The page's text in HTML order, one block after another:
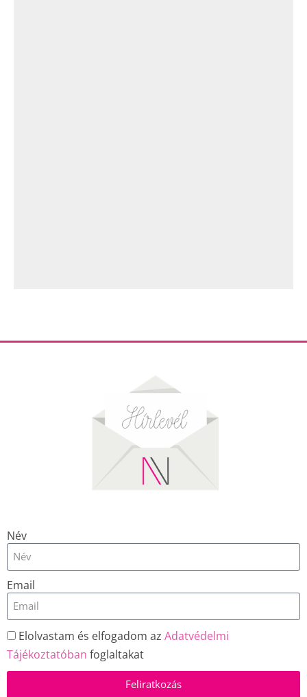
Név
Email
Elolvastam és elfogadom az Adatvédelmi
Tájékoztatóban foglaltakat
Feliratkozás